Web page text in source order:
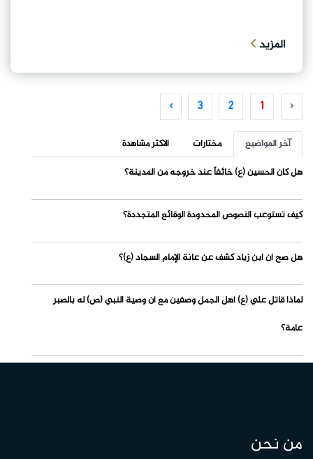
المزيد
‹
1
2
3
›
آخر المواضيع مختارات
الاكثر مشاهدة
هل كان الحسين (ع) خائفاً عند خروجه من المدينة؟
كيف تستوعب النصوص المحدودة الوقائع المتجددة؟
هل صح أن ابن زياد كشف عن عانة الإمام السجاد (ع)؟
لماذا قاتل علي (ع) أهل الجمل وصفين مع أن وصية النبي (ص) له بالصبر
عامة؟
من نحن